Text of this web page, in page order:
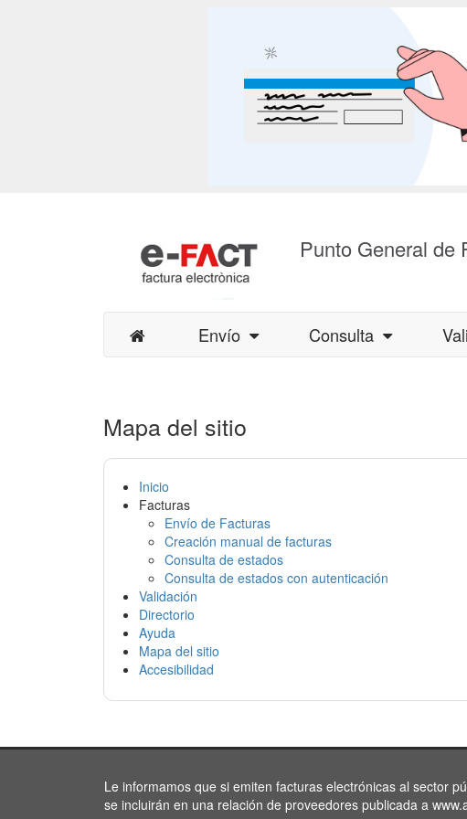
Punto General de
Envío Consulta
Mapa del sitio
Inicio
Facturas
Envío de Facturas
Creación manual de facturas
Consulta de estados
Consulta de estados con autenticación
Validación
Directorio
Ayuda
Mapa del sitio
Accesibilidad
Le informamos que si emiten facturas electrónicas al sector
se incluirán en una relación de proveedores publicada a